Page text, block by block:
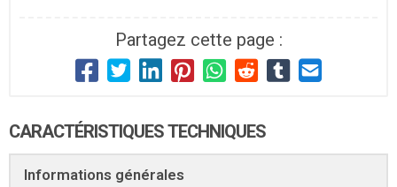
Partagez cette page :
CARACTÉRISTIQUES TECHNIQUES
Informations générales